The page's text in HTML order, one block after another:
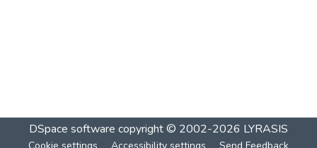
DSpace software copyright © 2002-2026 LYRASIS
Cookie settings Accessibility settings Send Feedback